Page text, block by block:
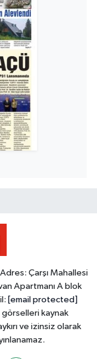
Çarşı Mahallesi
Apartmanı A blok
[email protected]
kaynak
ve izinsiz olarak